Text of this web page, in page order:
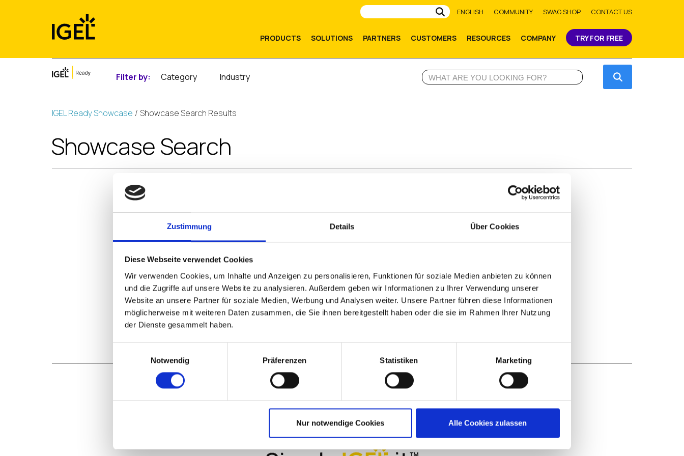
Zustimmung Details Über Cookies
Diese Webseite verwendet Cookies
Wir verwenden Cookies, um Inhalte und Anzeigen zu personalisieren, Funktionen für soziale Medien anbieten zu können
und die Zugriffe auf unsere Website zu analysieren. Außerdem geben wir Informationen zu Ihrer Verwendung unserer
Website an unsere Partner für soziale Medien, Werbung und Analysen weiter. Unsere Partner führen diese Informationen
möglicherweise mit weiteren Daten zusammen, die Sie ihnen bereitgestellt haben oder die sie im Rahmen Ihrer Nutzung
der Dienste gesammelt haben.
Notwendig
Präferenzen Statistiken Marketing
Nur notwendige Cookies Alle Cookies zulassen
Submit
ENGLISH COMMUNITY SWAG SHOP CONTACT US
PRODUCTS SOLUTIONS PARTNERS CUSTOMERS RESOURCES COMPANY TRY FOR FREE
Filter by: Category Industry
Submit
IGEL Ready Showcase Showcase Search Results
Showcase Search
LinkedInX
(formerly
Twitter)
YouTubeFacebookRSS Slack